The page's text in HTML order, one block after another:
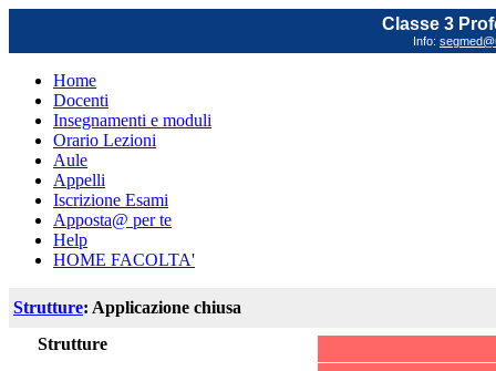
Classe 3
Info:
Home
Docenti
Insegnamenti e moduli
Orario Lezioni
Aule
Appelli
Iscrizione Esami
Apposta@ per te
Help
HOME FACOLTA'
Strutture: Applicazione chiusa
Strutture